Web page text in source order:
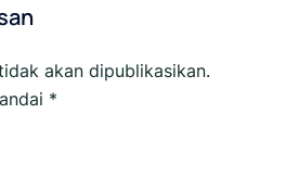
akan dipublikasikan.
*